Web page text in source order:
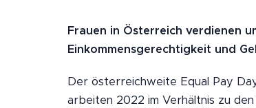
Frauen in Österreich verdienen
Einkommensgerechtigkeit und
Der österreichweite Equal Pay
arbeiten 2022 im Verhältnis zu